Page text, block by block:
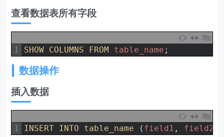
查看数据表所有字段
1 SHOW COLUMNS FROM table_name ;
数据操作
插入数据
1 INSERT INTO table_name ( field1 , field2